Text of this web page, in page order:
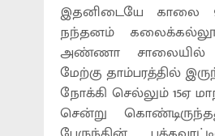
இதனிடையே காலை
நந்தனம்
அண்ணா சாலையில்
மேற்கு தாம்பரத்தில்
நோக்கி செல்லும் 15ஏ
சென்று